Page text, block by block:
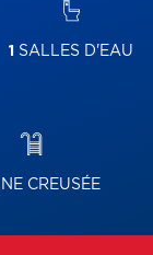
1 SALLES D'EAU
CREUSÉE